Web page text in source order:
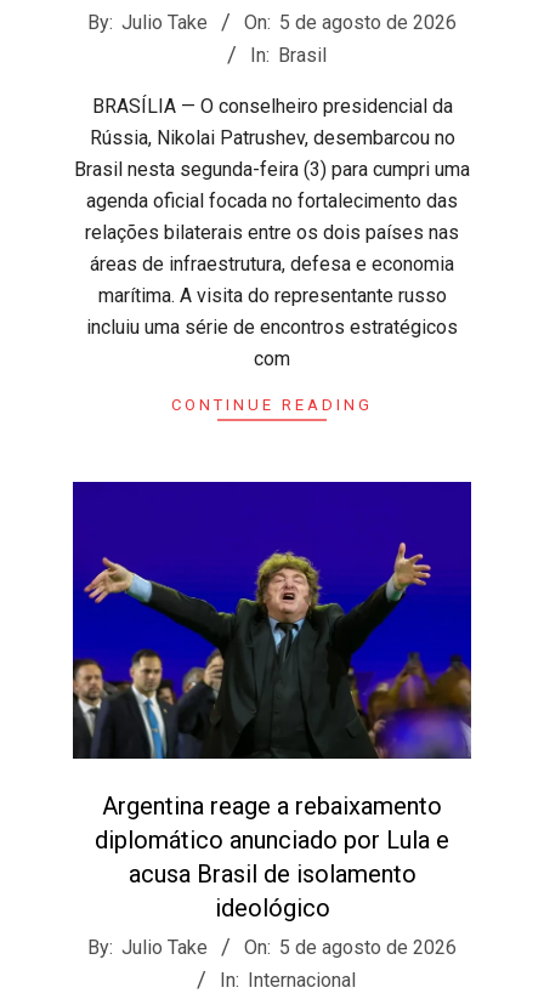
2026-
By: Julio Take On: 5 de agosto de 2026
In: Brasil
BRASÍLIA — O conselheiro presidencial da
Rússia, Nikolai Patrushev, desembarcou no
Brasil nesta segunda-feira (3) para cumpri uma
agenda oficial focada no fortalecimento das
relações bilaterais entre os dois países nas
áreas de infraestrutura, defesa e economia
marítima. ​A visita do representante russo
incluiu uma série de encontros estratégicos
com
CONTINUE READING
Argentina reage a rebaixamento
diplomático anunciado por Lula e
acusa Brasil de isolamento
ideológico
2026-
By: Julio Take On: 5 de agosto de 2026
In: Internacional